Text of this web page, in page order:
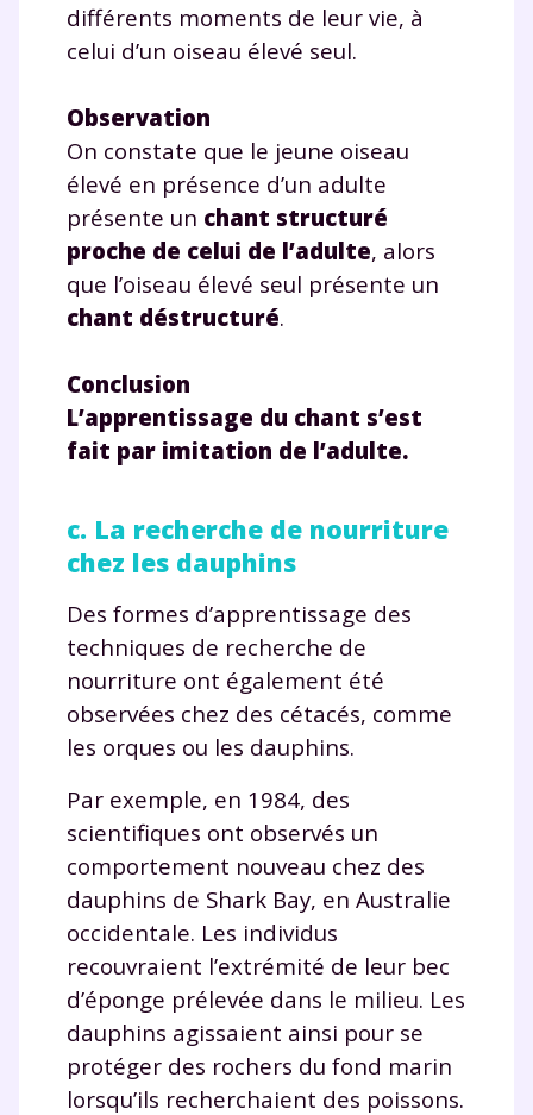
différents moments de leur vie, à
celui d’un oiseau élevé seul.
Observation
On constate que le jeune oiseau
élevé en présence d’un adulte
présente un chant structuré
proche de celui de l’adulte, alors
que l’oiseau élevé seul présente un
chant déstructuré.
Conclusion
L’apprentissage du chant s’est
fait par imitation de l’adulte.
c. La recherche de nourriture
chez les dauphins
Des formes d’apprentissage des
techniques de recherche de
nourriture ont également été
observées chez des cétacés, comme
les orques ou les dauphins.
Par exemple, en 1984, des
scientifiques ont observés un
comportement nouveau chez des
dauphins de Shark Bay, en Australie
occidentale. Les individus
recouvraient l’extrémité de leur bec
d’éponge prélevée dans le milieu. Les
dauphins agissaient ainsi pour se
protéger des rochers du fond marin
lorsqu’ils recherchaient des poissons.